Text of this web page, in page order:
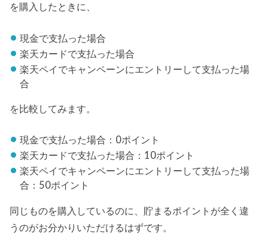
を購入したときに、
現金で支払った場合
楽天カードで支払った場合
楽天ペイでキャンペーンにエントリーして支払った場
合
を比較してみます。
現金で支払った場合：0ポイント
楽天カードで支払った場合：10ポイント
楽天ペイでキャンペーンにエントリーして支払った場
合：50ポイント
同じものを購入しているのに、貯まるポイントが全く違
うのがお分かりいただけるはずです。